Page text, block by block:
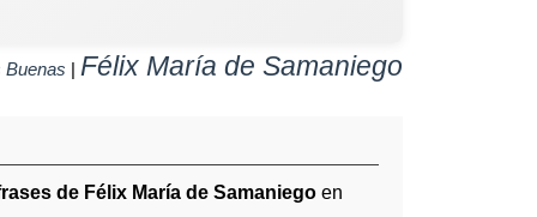
Buenas | Félix María de Samaniego
de Félix María de Samaniego en